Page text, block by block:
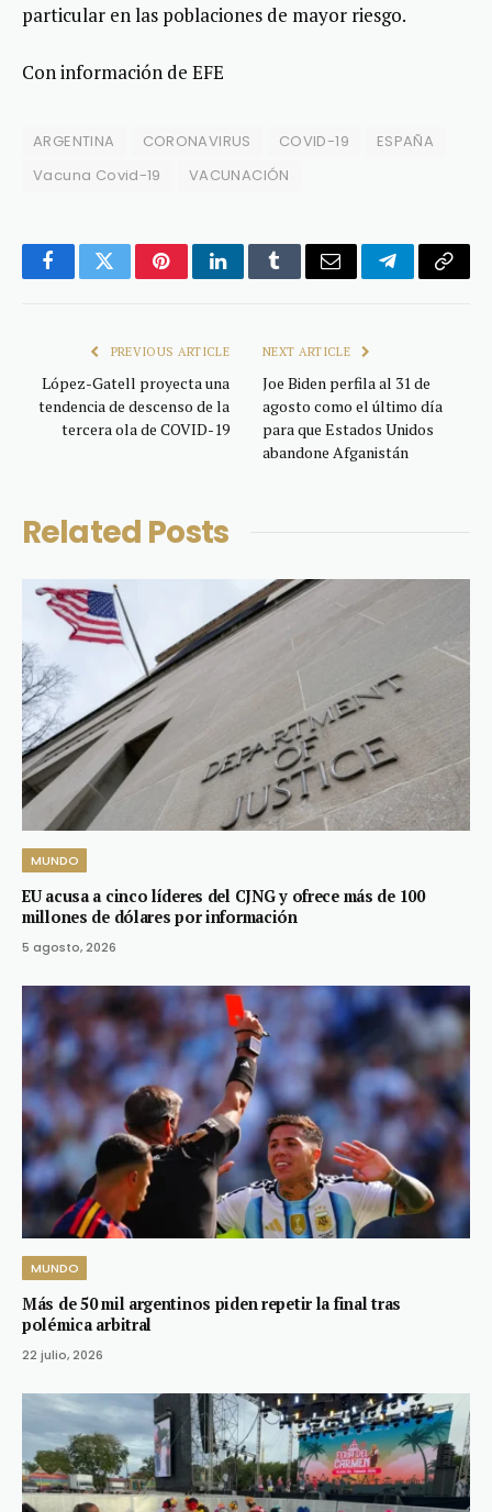
particular en las poblaciones de mayor riesgo.
Con información de EFE
ARGENTINA CORONAVIRUS COVID-19
ESPAÑA
Vacuna Covid-19
VACUNACIÓN
FacebookTwitterPinterestLinkedInTumblrEmail TelegramCopy
PREVIOUS ARTICLE
López-Gatell proyecta una
tendencia de descenso de la
tercera ola de COVID-19
NEXT ARTICLE
Joe Biden perfila al 31 de
agosto como el último día
para que Estados Unidos
abandone Afganistán
Related Posts
MUNDO
EU acusa a cinco líderes del CJNG y ofrece más de 100
millones de dólares por información
5 agosto, 2026
MUNDO
Más de 50 mil argentinos piden repetir la final tras
polémica arbitral
22 julio, 2026